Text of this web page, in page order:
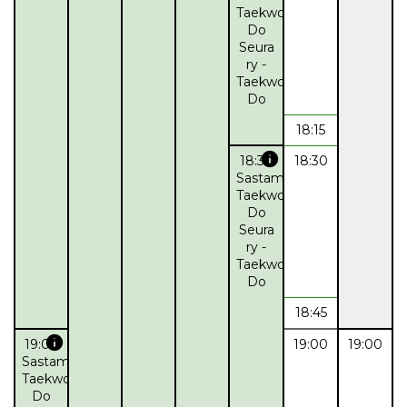
Taekwon-
Do
Seura
ry -
Taekwon-
Do
18:15
18:30info
Sastamalan
Taekwon-
Do
Seura
ry -
Taekwon-
Do
18:30
18:45
19:00info
Sastamalan
Taekwon-
Do
19:00 19:00